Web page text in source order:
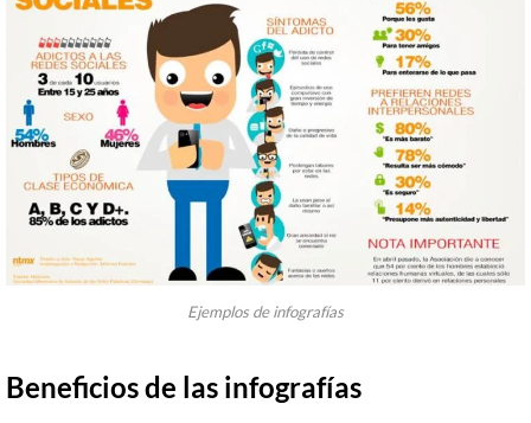
Ejemplos de infografías
Beneficios de las infografías